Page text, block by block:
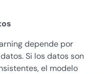
depende por
Si los datos son
el modelo